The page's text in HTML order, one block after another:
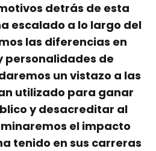
detrás de esta
escalado a lo largo del
las diferencias en
personalidades de
un vistazo a las
utilizado para ganar
y desacreditar al
el impacto
tenido en sus carreras